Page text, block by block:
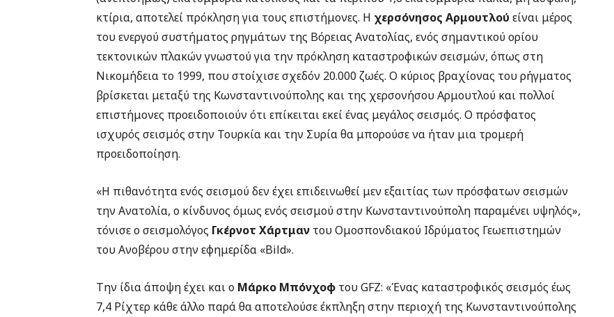
κτίρια, αποτελεί πρόκληση για τους επιστήμονες. Η χερσόνησος Αρμουτλού είναι μέρος
του ενεργού συστήματος ρηγμάτων της Βόρειας Ανατολίας, ενός σημαντικού ορίου
τεκτονικών πλακών γνωστού για την πρόκληση καταστροφικών σεισμών, όπως στη
Νικομήδεια το 1999, που στοίχισε σχεδόν 20.000 ζωές. Ο κύριος βραχίονας του ρήγματος
βρίσκεται μεταξύ της Κωνσταντινούπολης και της χερσονήσου Αρμουτλού και πολλοί
επιστήμονες προειδοποιούν ότι επίκειται εκεί ένας μεγάλος σεισμός. Ο πρόσφατος
ισχυρός σεισμός στην Τουρκία και την Συρία θα μπορούσε να ήταν μια τρομερή
προειδοποίηση.
«Η πιθανότητα ενός σεισμού δεν έχει επιδεινωθεί μεν εξαιτίας των πρόσφατων σεισμών
την Ανατολία, ο κίνδυνος όμως ενός σεισμού στην Κωνσταντινούπολη παραμένει υψηλός»,
τόνισε ο σεισμολόγος Γκέρνοτ Χάρτμαν του Ομοσπονδιακού Ιδρύματος Γεωεπιστημών
του Ανοβέρου στην εφημερίδα «Βild».
Την ίδια άποψη έχει και ο Μάρκο Μπόνχοφ του GFZ: «Ένας καταστροφικός σεισμός έως
7,4 Ρίχτερ κάθε άλλο παρά θα αποτελούσε έκπληξη στην περιοχή της Κωνσταντινούπολης